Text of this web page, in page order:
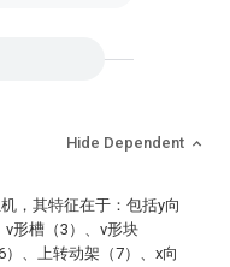
Hide Dependent
，其特征在于：包括y向
形槽（3）、v形块
）、上转动架（7）、x向